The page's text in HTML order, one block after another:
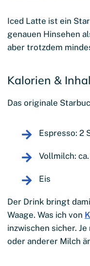
Iced Latte ist ein
genauen Hinsehen
aber trotzdem
Kalorien &
Das originale
Espresso: 2
Vollmilch:
Eis
Der Drink bringt
Waage. Was ich von
inzwischen sicher.
oder anderer Milch